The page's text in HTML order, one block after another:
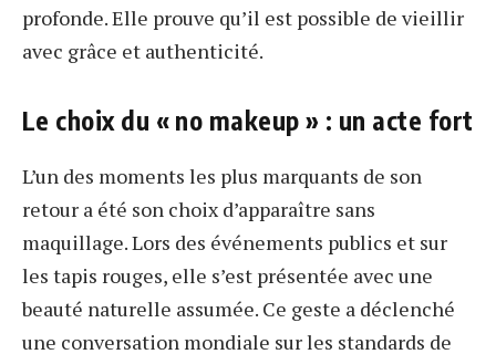
profonde. Elle prouve qu’il est possible de vieillir
avec grâce et authenticité.
Le choix du « no makeup » : un acte fort
L’un des moments les plus marquants de son
retour a été son choix d’apparaître sans
maquillage. Lors des événements publics et sur
les tapis rouges, elle s’est présentée avec une
beauté naturelle assumée. Ce geste a déclenché
une conversation mondiale sur les standards de